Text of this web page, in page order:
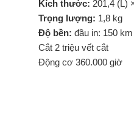
Kích thước: 201,4 (L)
Trọng lượng: 1,8 kg
Độ bền: đầu in: 150 km
Cắt 2 triệu vết cắt
Động cơ 360.000 giờ